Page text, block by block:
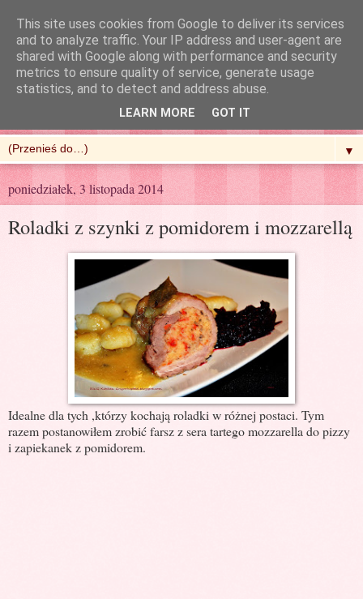
R'n'G Kitchen
▼
poniedziałek, 3 listopada 2014
Roladki z szynki z pomidorem i mozzarellą
Idealne dla tych ,którzy kochają roladki w różnej postaci. Tym
razem postanowiłem zrobić farsz z sera tartego mozzarella do pizzy
i zapiekanek z pomidorem.
This site uses cookies from Google to deliver its services
and to analyze traffic. Your IP address and user-agent are
shared with Google along with performance and security
metrics to ensure quality of service, generate usage
statistics, and to detect and address abuse.
LEARN MORE GOT IT